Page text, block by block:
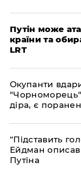
​Путін може
країни та
LRT
​Окупанти
"Чорноморець"
діра, є
​“Підставить
Ейдман описав
Путіна